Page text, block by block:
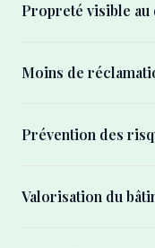
Propreté visible au
Moins de
Prévention des
Valorisation du